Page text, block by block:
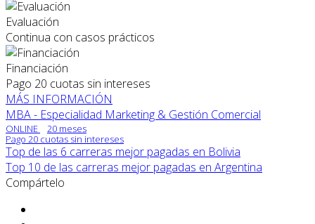
Evaluación
Continua con casos prácticos
Financiación
Pago 20 cuotas sin intereses
MÁS INFORMACIÓN
MBA - Especialidad Marketing & Gestión Comercial
ONLINE
20 meses
Pago 20 cuotas sin intereses
Top de las 6 carreras mejor pagadas en Bolivia
Top 10 de las carreras mejor pagadas en Argentina
Compártelo